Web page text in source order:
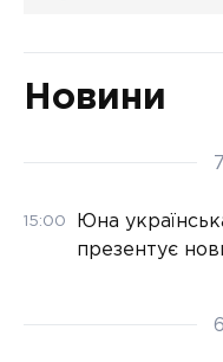
Новини
15:00
Юна
презентує